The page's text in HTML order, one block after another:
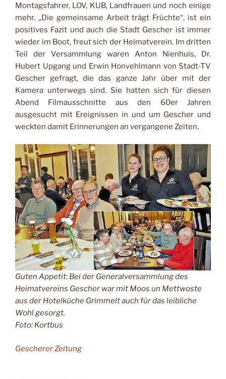
Montagsfahrer, LOV, KUB, Landfrauen und noch einige
mehr. „Die gemeinsame Arbeit trägt Früchte“, ist ein
positives Fazit und auch die Stadt Gescher ist immer
wieder im Boot, freut sich der Heimatverein. Im dritten
Teil der Versammlung waren Anton Nienhuis, Dr.
Hubert Upgang und Erwin Honvehlmann von Stadt-TV
Gescher gefragt, die das ganze Jahr über mit der
Kamera unterwegs sind. Sie hatten sich für diesen
Abend Filmausschnitte aus den 60er Jahren
ausgesucht mit Ereignissen in und um Gescher und
weckten damit Erinnerungen an vergangene Zeiten.
Guten Appetit: Bei der Generalversammlung des
Heimatvereins Gescher war mit Moos un Mettwoste
aus der Hotelküche Grimmelt auch für das leibliche
Wohl gesorgt.
Foto: Kortbus
Gescherer Zeitung